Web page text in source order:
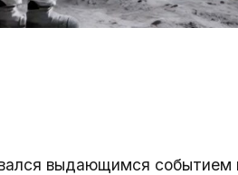
выдающимся событием